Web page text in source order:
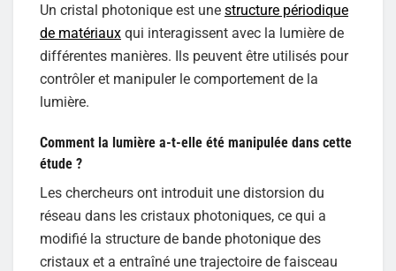
Un cristal photonique est une structure périodique
de matériaux qui interagissent avec la lumière de
différentes manières. Ils peuvent être utilisés pour
contrôler et manipuler le comportement de la
lumière.
Comment la lumière a-t-elle été manipulée dans cette
étude ?
Les chercheurs ont introduit une distorsion du
réseau dans les cristaux photoniques, ce qui a
modifié la structure de bande photonique des
cristaux et a entraîné une trajectoire de faisceau